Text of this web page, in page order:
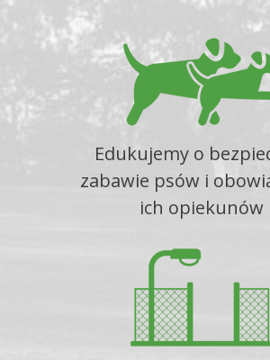
Edukujemy o
zabawie psów i
ich opiekunów